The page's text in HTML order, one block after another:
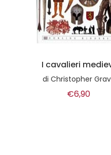
I cavalieri
diChristopher
€6,90